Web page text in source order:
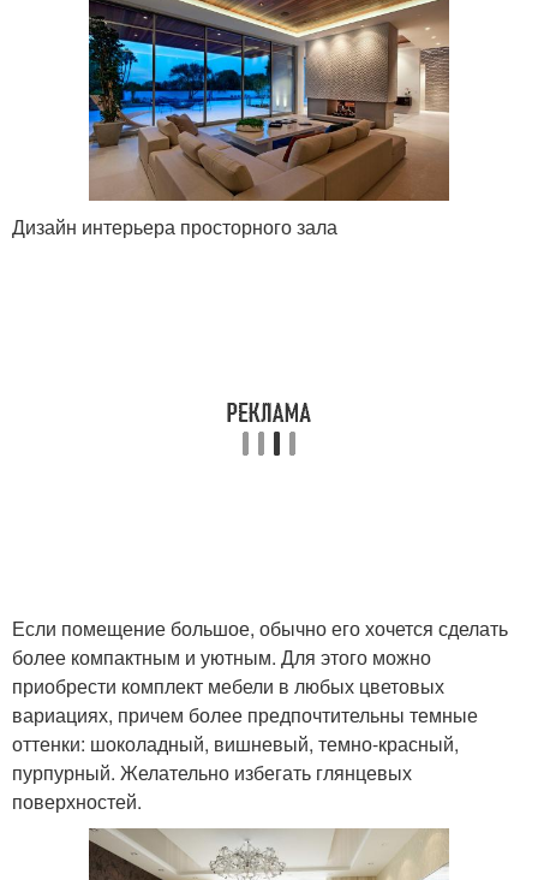
Дизайн интерьера просторного зала
Если помещение большое, обычно его хочется сделать
более компактным и уютным. Для этого можно
приобрести комплект мебели в любых цветовых
вариациях, причем более предпочтительны темные
оттенки: шоколадный, вишневый, темно-красный,
пурпурный. Желательно избегать глянцевых
поверхностей.